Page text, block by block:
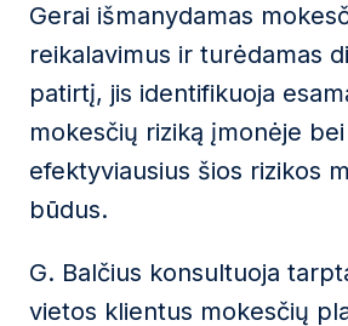
Gerai išmanydamas
reikalavimus ir turėdamas
patirtį, jis identifikuoja
mokesčių riziką įmonėje
efektyviausius šios rizikos
būdus.
G. Balčius konsultuoja
vietos klientus mokesčių